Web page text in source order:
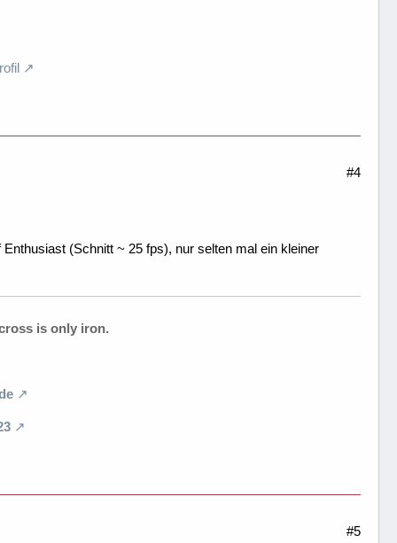
#4
(Schnitt ~ 25 fps), nur selten mal ein kleiner
is only iron.
#5